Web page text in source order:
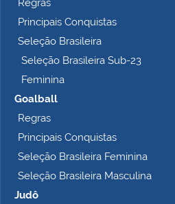
e
t
Regras
Principais Conquistas
Seleção Brasileira
Seleção Brasileira Sub-23
Feminina
Goalball
Regras
Principais Conquistas
Seleção Brasileira Feminina
Seleção Brasileira Masculina
Judô